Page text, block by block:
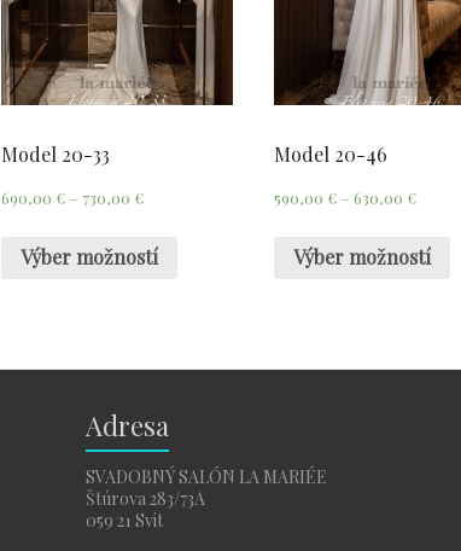
Model 20-33
690,00 € – 730,00 €
Výber možností
Model 20-46
590,00 €– 630,00 €
Výber možností
Adresa
SVADOBNÝ SALÓN LA MARIÉE
Štúrova 283/73A
059 21 Svit